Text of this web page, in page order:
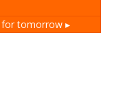
tomorrow ▸